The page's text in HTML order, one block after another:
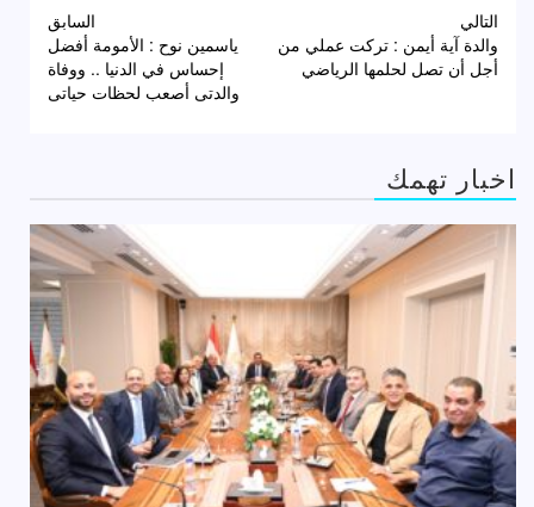
تصفّح
المقالات
السابق
ياسمين نوح : الأمومة أفضل
إحساس في الدنيا .. ووفاة
والدتى أصعب لحظات حياتى
التالي
والدة آية أيمن : تركت عملي من
أجل أن تصل لحلمها الرياضي
اخبار تهمك